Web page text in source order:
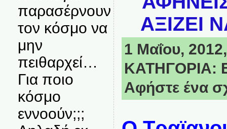
παρασέρνουν
τον κόσμο να
μην
πειθαρχεί…
Για ποιο
κόσμο
εννοούν;;;
ΑΞΙΖΕΙ
1 Μαΐου,
ΚΑΤΗΓΟΡΙΑ:
Αφήστε ένα